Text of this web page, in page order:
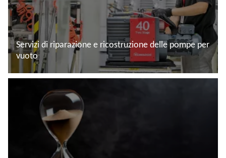
Servizi di riparazione e ricostruzione delle pompe per
vuoto